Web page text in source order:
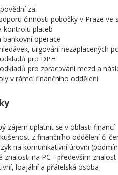
za:
činnosti pobočky v Praze ve
kontrolu plateb
bankovní operace
urgování nezaplacených
pro DPH
pro zpracování mezd a
v rámci finančního oddělení
zájem uplatnit se v oblasti financí
z finančního oddělení či
na komunikativní úrovni
znalosti na PC - především znalost
loajální a přátelská osoba